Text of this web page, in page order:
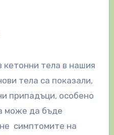
кетонни тела в нашия
тела са показали,
припадъци, особено
може да бъде
симптомите на